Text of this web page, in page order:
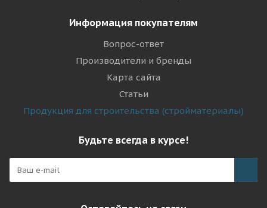
Информация покупателям
Вопрос-ответ
Производители и бренды
Карта сайта
Статьи
Продукция для строительства (стройматериалы)
Будьте всегда в курсе!